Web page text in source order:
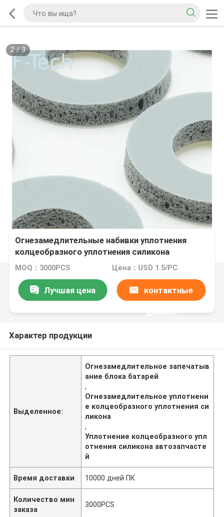
2/3
Огнезамедлительные набивки уплотнения
колцеобразного уплотнения силикона
автозапчастей запечатывания блока батарей
MOQ：3000PCS Цена：USD 1.5/PC
Лучшая цена контактные
данные
Характер продукции
Выделенное:
Огнезамедлительное запечатыв
ание блока батарей
,
Огнезамедлительное уплотнени
е колцеобразного уплотнения си
ликона
,
Уплотнение колцеобразного упл
отнения силикона автозапчасте
й
Время доставки 10000 дней ПК
Количество мин
заказа
3000PCS